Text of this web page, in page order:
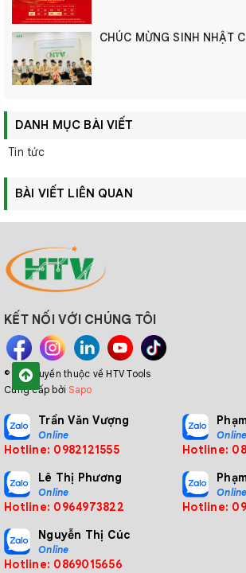
CHÚC MỪNG SINH NHẬT
DANH MỤC BÀI VIẾT
Tin tức
BÀI VIẾT LIÊN QUAN
KẾT NỐI VỚI CHÚNG TÔI
© Bản quyền thuộc về HTV Tools
Cung cấp bởiSapo
Trần Văn Vượng
Online
Hotline: 0982121555
Online
Hotline:
Lê Thị Phương
Online
Hotline: 0964973822
Online
Hotline:
Nguyễn Thị Cúc
Online
Hotline: 0869015656